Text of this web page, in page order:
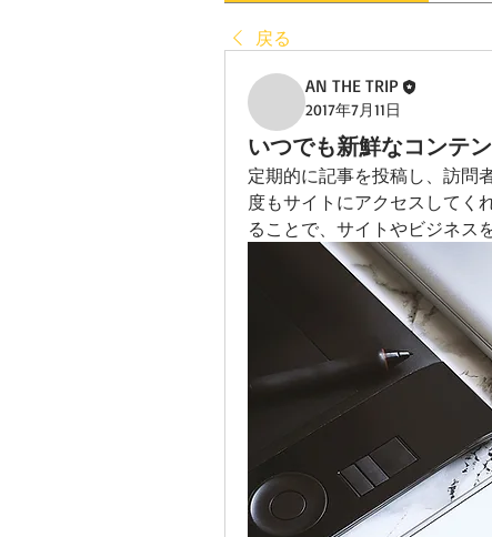
戻る
AN THE TRIP
2017年7月11日
いつでも新鮮なコンテ
定期的に記事を投稿し、訪問
度もサイトにアクセスしてく
ることで、サイトやビジネス